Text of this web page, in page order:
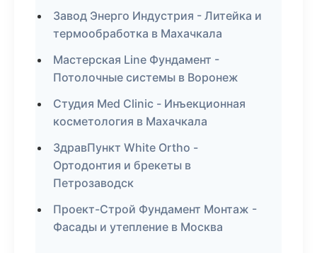
Завод Энерго Индустрия - Литейка и
термообработка в Махачкала
Мастерская Line Фундамент -
Потолочные системы в Воронеж
Студия Med Clinic - Инъекционная
косметология в Махачкала
ЗдравПункт White Ortho -
Ортодонтия и брекеты в
Петрозаводск
Проект-Строй Фундамент Монтаж -
Фасады и утепление в Москва